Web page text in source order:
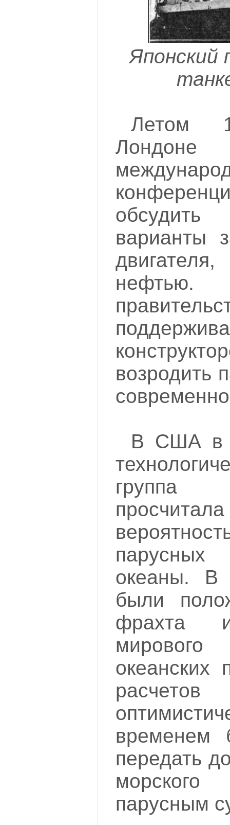
Японский
Летом
варианты
нефтью.
возродить
В США в
группа
парусных
океаны. В
были
фрахта и
океанских
временем
передать
парусным